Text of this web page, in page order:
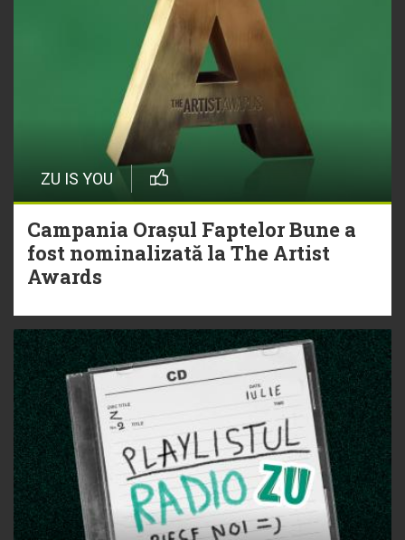
ZU IS YOU
Campania Orașul Faptelor Bune a
fost nominalizată la The Artist
Awards